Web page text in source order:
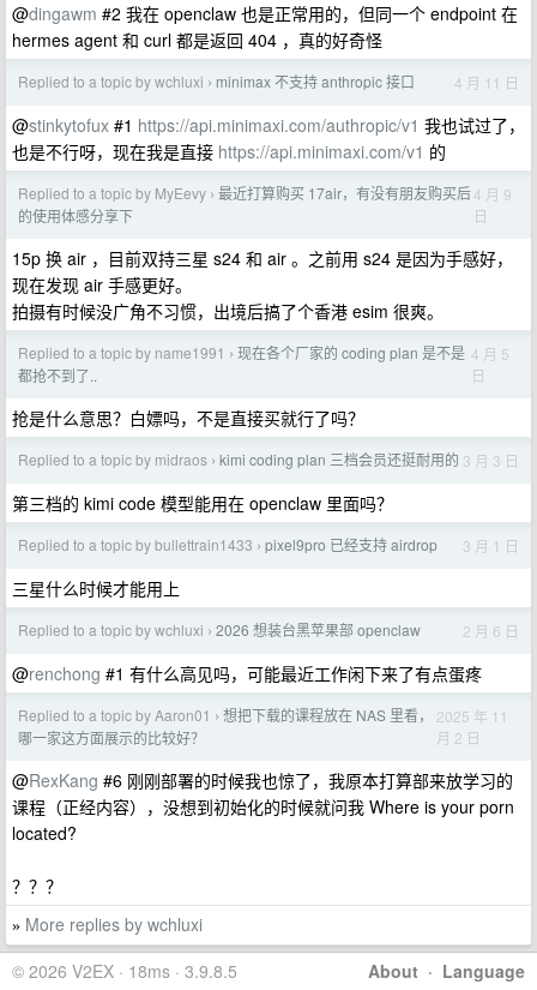
@dingawm #2 我在 openclaw 也是正常用的，但同一个 endpoint 在
hermes agent 和 curl 都是返回 404 ，真的好奇怪
Replied to a topic by wchluxi › minimax 不支持 anthropic 接口 4 月 11 日
@stinkytofux #1 https://api.minimaxi.com/authropic/v1 我也试过了，
也是不行呀，现在我是直接 https://api.minimaxi.com/v1 的
Replied to a topic by MyEevy › 最近打算购买 17air，有没有朋友购买后
的使用体感分享下
4 月 9
日
15p 换 air ，目前双持三星 s24 和 air 。之前用 s24 是因为手感好，
现在发现 air 手感更好。
拍摄有时候没广角不习惯，出境后搞了个香港 esim 很爽。
Replied to a topic by name1991 › 现在各个厂家的 coding plan 是不是
都抢不到了..
4 月 5
日
抢是什么意思？白嫖吗，不是直接买就行了吗？
Replied to a topic by midraos › kimi coding plan 三档会员还挺耐用的 3 月 3 日
第三档的 kimi code 模型能用在 openclaw 里面吗？
Replied to a topic by bullettrain1433 › pixel9pro 已经支持 airdrop 3 月 1 日
三星什么时候才能用上
Replied to a topic by wchluxi › 2026 想装台黑苹果部 openclaw 2 月 6 日
@renchong #1 有什么高见吗，可能最近工作闲下来了有点蛋疼
Replied to a topic by Aaron01 › 想把下载的课程放在 NAS 里看，
哪一家这方面展示的比较好？
2025 年 11
月 2 日
@RexKang #6 刚刚部署的时候我也惊了，我原本打算部来放学习的
课程（正经内容），没想到初始化的时候就问我 Where is your porn
located?
？？？
» More replies by wchluxi
About · Language
© 2026 V2EX · 18ms · 3.9.8.5